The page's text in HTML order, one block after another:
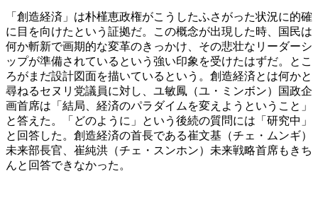
「創造経済」は朴槿恵政権がこうしたふさがった状況に的確
に目を向けたという証拠だ。この概念が出現した時、国民は
何か斬新で画期的な変革のきっかけ、その悲壮なリーダーシ
ップが準備されているという強い印象を受けたはずだ。とこ
ろがまだ設計図面を描いているという。創造経済とは何かと
尋ねるセヌリ党議員に対し、ユ敏鳳（ユ・ミンボン）国政企
画首席は「結局、経済のパラダイムを変えようということ」
と答えた。「どのように」という後続の質問には「研究中」
と回答した。創造経済の首長である崔文基（チェ・ムンギ）
未来部長官、崔純洪（チェ・スンホン）未来戦略首席もきち
んと回答できなかった。